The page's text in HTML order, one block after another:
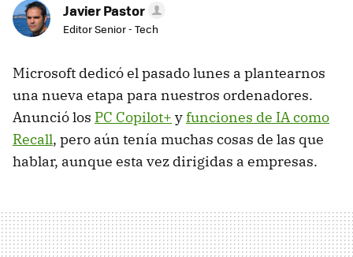
Javier Pastor
Editor Senior - Tech
Microsoft dedicó el pasado lunes a plantearnos
una nueva etapa para nuestros ordenadores.
Anunció los PC Copilot+ yfunciones de IA como
Recall, pero aún tenía muchas cosas de las que
hablar, aunque esta vez dirigidas a empresas.